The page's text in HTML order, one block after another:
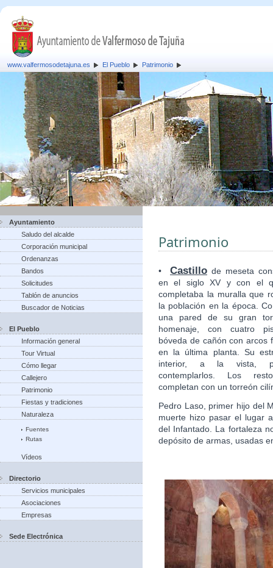
www.valfermosodetajuna.es El Pueblo Patrimonio
Ayuntamiento
Saludo del alcalde
Corporación municipal
Ordenanzas
Bandos
Solicitudes
Tablón de anuncios
Buscador de Noticias
El Pueblo
Información general
Tour Virtual
Cómo llegar
Callejero
Patrimonio
Fiestas y tradiciones
Naturaleza
Fuentes
Rutas
Vídeos
Directorio
Servicios municipales
Asociaciones
Empresas
Sede Electrónica
Patrimonio
• Castillo de meseta
en el siglo XV y con el
completaba la muralla que
la población en la época.
una pared de su gran
homenaje, con cuatro
bóveda de cañón con arcos
en la última planta. Su
interior, a la vista,
contemplarlos. Los
completan con un torreón
Pedro Laso, primer hijo del
muerte hizo pasar el lugar
del Infantado. La fortaleza
depósito de armas, usadas